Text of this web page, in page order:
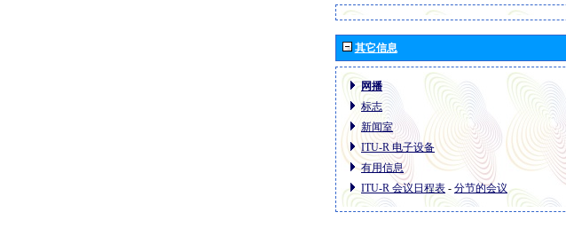
其它信息
网播
标志
新闻室
ITU-R 电子设备
有用信息
ITU-R 会议日程表 - 分节的会议